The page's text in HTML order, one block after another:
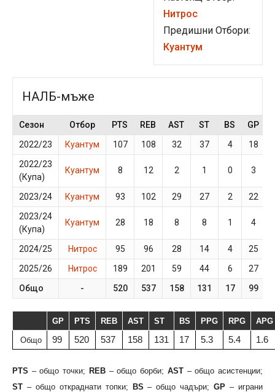
Нитрос
Предишни Отбори:
Куантум
НАЛБ-мъже
Сезон Отбор PTS REB AST ST BS GP
2022/23
Куантум 107 108 32 37 4 18
2022/23
(Купа)
Куантум 8 12 2 1 0 3
2023/24 Куантум 93 102 29 27 2 22
2023/24
(Купа)
Куантум 28 18 8 8 1 4
2024/25 Нитрос 95 96 28 14 4 25
2025/26
Нитрос 189 201 59 44 6 27
Общо
- 520 537 158 131 17 99
GP PTS REB AST ST BS PPG RPG APG
Общо 99 520 537 158 131 17 5.3 5.4 1.6
PTS – общо точки; REB– общо борби; AST– общо асистенции;
ST – общо откраднати топки; BS – общо чадъри;GP – играни